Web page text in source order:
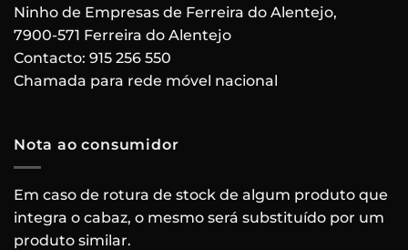
Ninho de Empresas de Ferreira do Alentejo,
7900-571 Ferreira do Alentejo
Contacto: 915 256 550
Chamada para rede móvel nacional
Nota ao consumidor
Em caso de rotura de stock de algum produto que
integra o cabaz, o mesmo será substituído por um
produto similar.